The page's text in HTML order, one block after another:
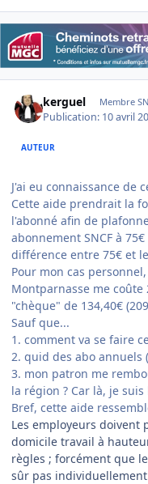
kerguel Membre
Publication: 10 avril
AUTEUR
J'ai eu connaissance de
Cette aide prendrait la
l'abonné afin de
abonnement SNCF à
différence entre 75€ et
Pour mon cas
Montparnasse me coûte
"chèque" de 134,40€
Sauf que...
1. comment va se faire
2. quid des abo annuels
3. mon patron me
la région ? Car là, je
Bref, cette aide
Les employeurs doivent
domicile travail à
règles ; forcément que
sûr pas